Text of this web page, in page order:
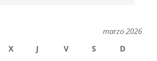
marzo 2026
X J V S
D